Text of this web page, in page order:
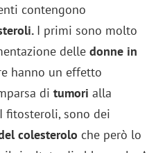
contengono
I primi sono molto
delledonne in
hanno un effetto
di tumori alla
fitosteroli, sono dei
colesterolo che però lo